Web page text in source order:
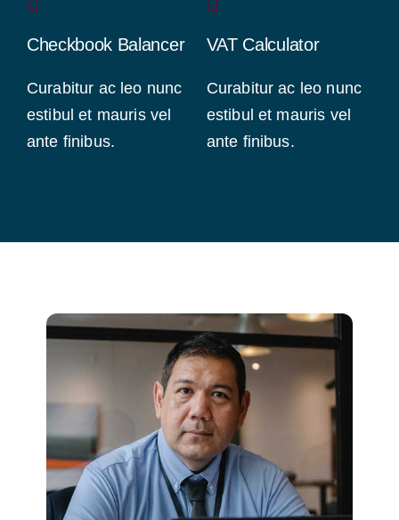
Checkbook Balancer
Curabitur ac leo nunc
estibul et mauris vel
ante finibus.
VAT Calculator
Curabitur ac leo nunc
estibul et mauris vel
ante finibus.